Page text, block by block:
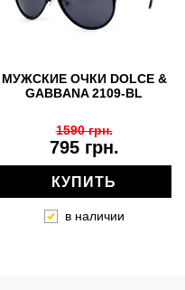
МУЖСКИЕ ОЧКИ DOLCE &
GABBANA 2109-BL
795 грн.
1590 грн.
КУПИТЬ
в наличии